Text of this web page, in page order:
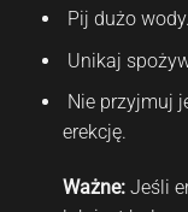
Pij dużo wody.
Unikaj
Nie przyjmuj
erekcję.
Ważne:Jeśli